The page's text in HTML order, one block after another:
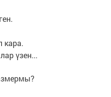
кара.
үзен...